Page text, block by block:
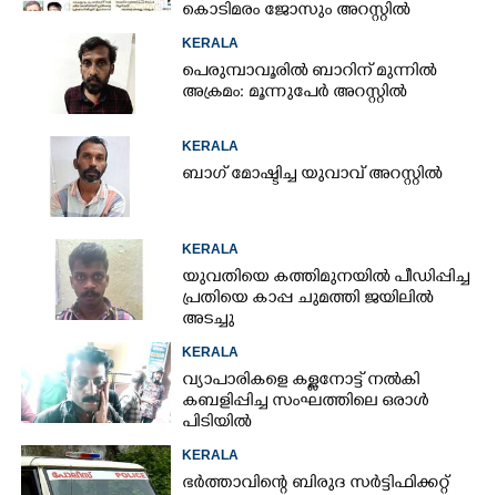
കൊടിമരം ജോസും അറസ്റ്റിൽ
KERALA
പെരുമ്പാവൂരിൽ ബാറിന് മുന്നിൽ
അക്രമം: മൂന്നുപേർ അറസ്റ്റിൽ
KERALA
ബാഗ് മോഷ്ടിച്ച യുവാവ് അറസ്റ്റിൽ
KERALA
യുവതിയെ കത്തിമുനയിൽ പീഡിപ്പിച്ച
പ്രതിയെ കാപ്പ ചുമത്തി ജയിലിൽ
അടച്ചു
KERALA
വ്യാപാരികളെ കള്ളനോട്ട് നൽകി
കബളിപ്പിച്ച സംഘത്തിലെ ഒരാൾ
പിടിയിൽ
KERALA
ഭർത്താവിന്റെ ബിരുദ സർട്ടിഫിക്കറ്റ്